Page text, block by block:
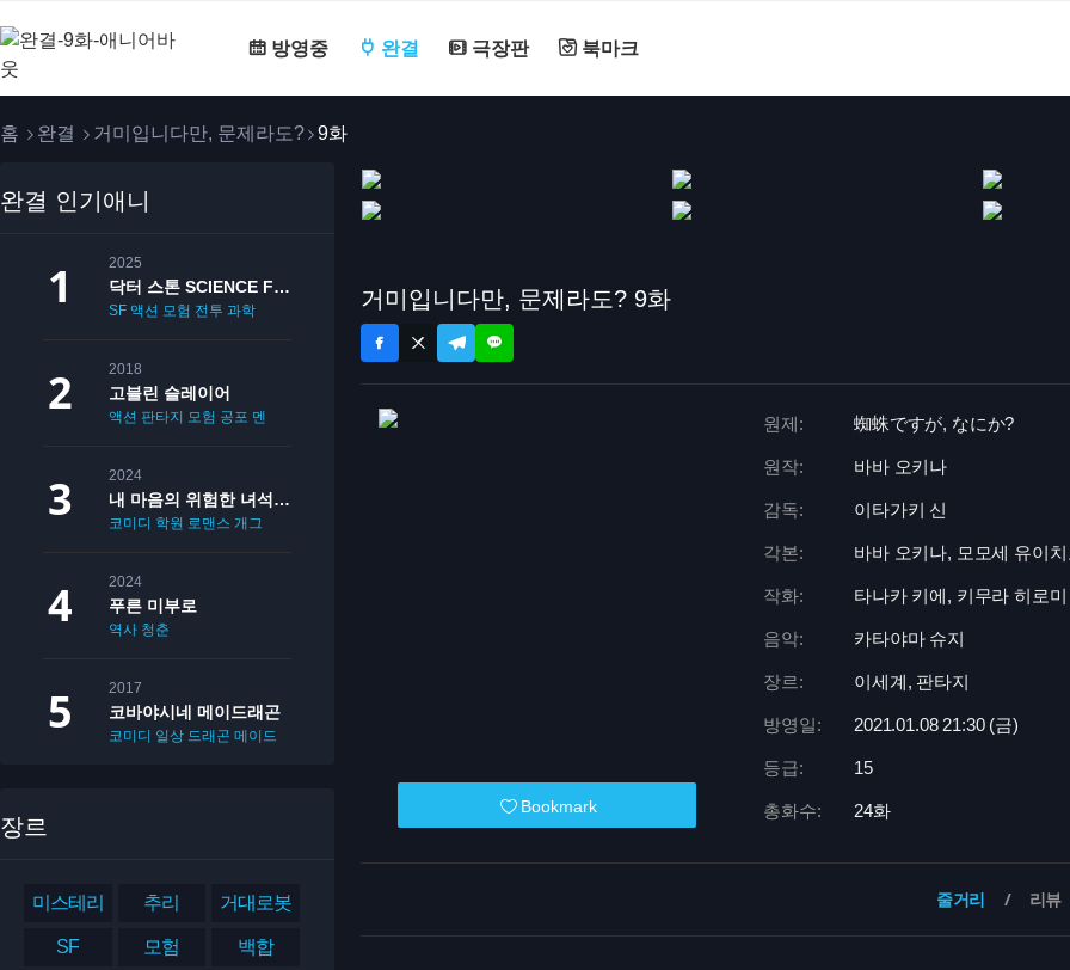
방영중 완결 극장판 북마크
홈 완결 거미입니다만, 문제라도? 9화
완결 인기애니
2025
닥터 스톤 SCIENCE FUTURE
SF 액션 모험 전투 과학
2018
고블린 슬레이어
액션 판타지 모험 공포 멘붕
2024
내 마음의 위험한 녀석 2기
코미디 학원 로맨스 개그
2024
푸른 미부로
역사 청춘
2017
코바야시네 메이드래곤
코미디 일상 드래곤 메이드
장르
미스테리 추리 거대로봇
SF 모험 백합
거미입니다만, 문제라도? 9화
Bookmark
원제: 蜘蛛ですが, なにか?
원작: 바바 오키나
감독: 이타가키 신
각본: 바바 오키나, 모모세 유이치
작화: 타나카 키에, 키무라 히로미
음악: 카타야마 슈지
장르: 이세계, 판타지
방영일: 2021.01.08 21:30 (금)
등급: 15
총화수: 24화
줄거리 리뷰